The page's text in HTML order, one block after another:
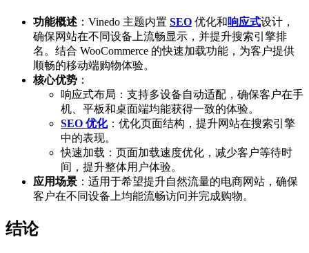
功能概述 ：Vinedo 主题内置 SEO 优化和响应式设计，
确保网站在不同设备上流畅显示，并提升搜索引擎排
名。结合 WooCommerce 的快速加载功能，为客户提供
顺畅的移动端购物体验。
核心优势 ：
响应式布局：支持多设备自动适配，确保客户在手
机、平板和桌面端均能获得一致的体验。
SEO 优化：优化页面结构，提升网站在搜索引擎
中的表现。
快速加载：页面加载速度优化，减少客户等待时
间，提升整体用户体验。
应用场景 ：适用于希望提升自然流量的电商网站，确保
客户在不同设备上均能流畅访问并完成购物。
结论